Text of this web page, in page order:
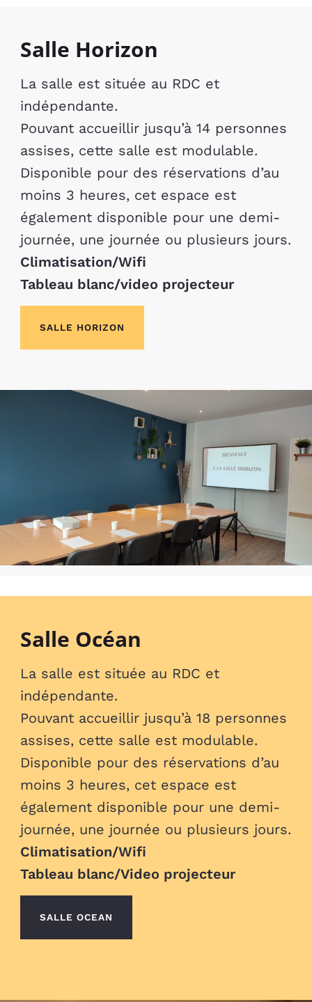
Salle Horizon
La salle est située au RDC et
indépendante.
Pouvant accueillir jusqu’à 14 personnes
assises, cette salle est modulable.
Disponible pour des réservations d’au
moins 3 heures, cet espace est
également disponible pour une demi-
journée, une journée ou plusieurs jours.
Climatisation/Wifi
Tableau blanc/video projecteur
SALLE HORIZON
Salle Océan
La salle est située au RDC et
indépendante.
Pouvant accueillir jusqu’à 18 personnes
assises, cette salle est modulable.
Disponible pour des réservations d’au
moins 3 heures, cet espace est
également disponible pour une demi-
journée, une journée ou plusieurs jours.
Climatisation/Wifi
Tableau blanc/Video projecteur
SALLE OCEAN